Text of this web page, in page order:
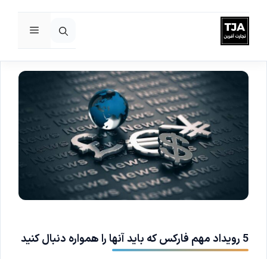
پرش
به
محتوا
فهرست
5 رویداد مهم فارکس که باید آنها را همواره دنبال کنید